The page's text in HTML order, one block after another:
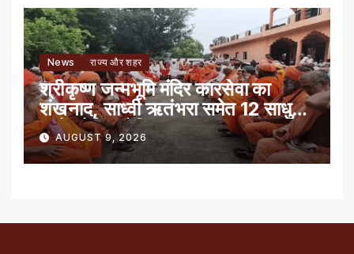
News राज्य और शहर
श्रीकृष्ण जन्मभूमि मंदिर कारसेवा का
शंखनाद, साध्वी ऋतंभरा समेत 12 साधु-
संतों को रेड नोटिस
AUGUST 9, 2026